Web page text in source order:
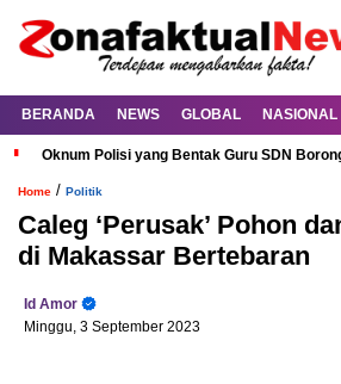
BERANDA NEWS GLOBAL NASIONAL
Oknum Polisi yang Bentak Guru SDN
Home / Politik
Caleg ‘Perusak’ Pohon
di Makassar Bertebaran
Id Amor
Minggu, 3 September 2023